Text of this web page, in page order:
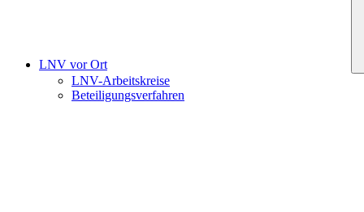
LNV vor Ort
LNV-Arbeitskreise
Beteiligungsverfahren